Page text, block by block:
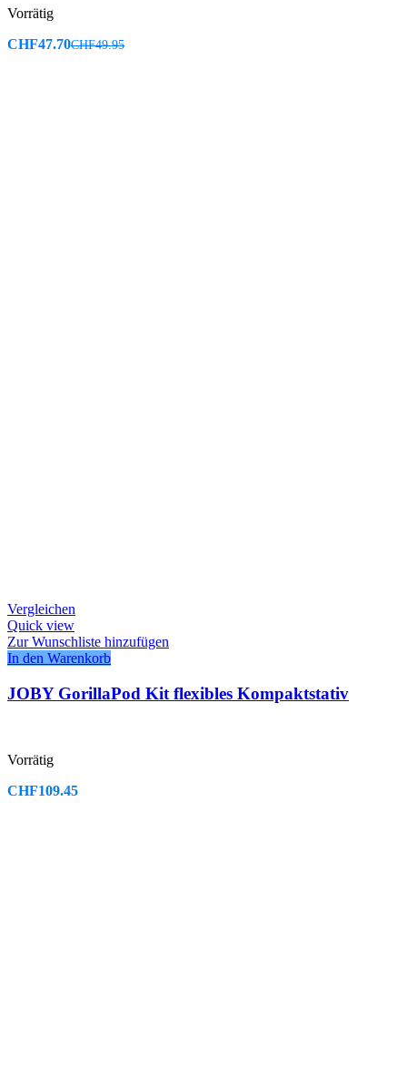
Vorrätig
CHF47.70CHF49.95
Vergleichen
Quick view
Zur Wunschliste hinzufügen
In den Warenkorb
JOBY GorillaPod Kit flexibles Kompaktstativ
Vorrätig
CHF109.45